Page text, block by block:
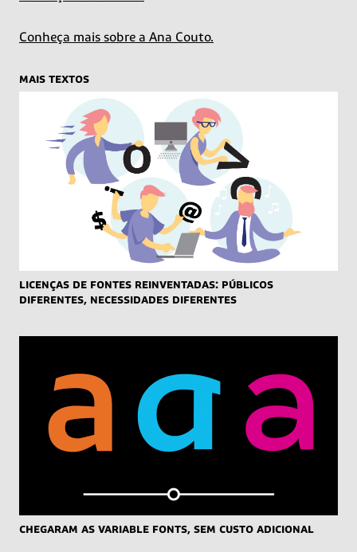
Conheça mais sobre a Ana Couto.
mais textos
Licenças de fontes reinventadas: públicos
diferentes, necessidades diferentes
Chegaram as Variable Fonts, sem custo adicional